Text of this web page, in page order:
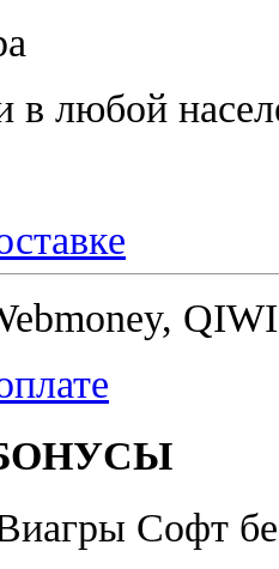
в любой
Софт